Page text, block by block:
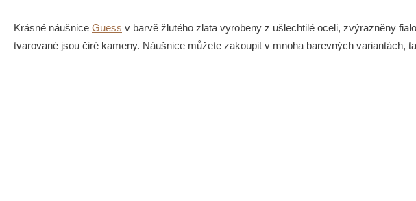
Krásné náušnice Guess v barvě žlutého zlata vyrobeny z ušlechtilé oceli, zvýrazněny
tvarované jsou čiré kameny. Náušnice můžete zakoupit v mnoha barevných variantách,